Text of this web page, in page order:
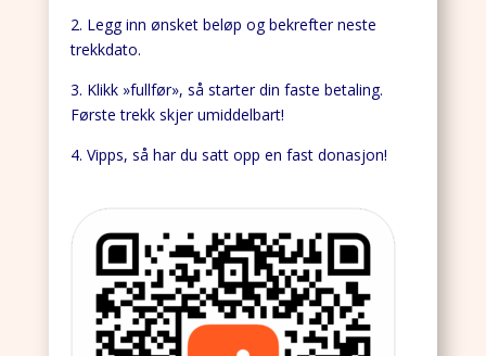
2. Legg inn ønsket beløp og bekrefter neste
trekkdato.
3. Klikk »fullfør», så starter din faste betaling.
Første trekk skjer umiddelbart!
4. Vipps, så har du satt opp en fast donasjon!